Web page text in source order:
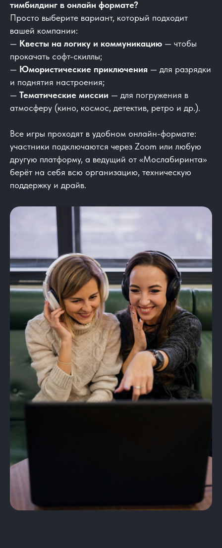
тимбилдинг в онлайн формате?
Просто выберите вариант, который подходит
вашей компании:
— Квесты на логику и коммуникацию — чтобы
прокачать софт-скиллы;
— Юмористические приключения — для разрядки
и поднятия настроения;
— Тематические миссии — для погружения в
атмосферу (кино, космос, детектив, ретро и др.).
Все игры проходят в удобном онлайн-формате:
участники подключаются через Zoom или любую
другую платформу, а ведущий от «Мослабиринта»
берёт на себя всю организацию, техническую
поддержку и драйв.